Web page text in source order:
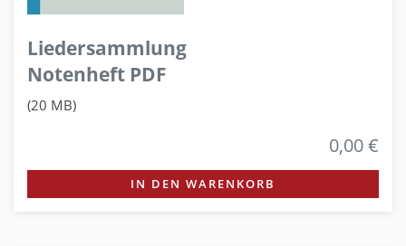
Liedersammlung
Notenheft PDF
(20 MB)
0,00 €
IN DEN WARENKORB